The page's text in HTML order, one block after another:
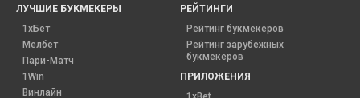
ЛУЧШИЕ БУКМЕКЕРЫ
1хБет
Мелбет
Пари-Матч
1Win
Винлайн
РЕЙТИНГИ
Рейтинг букмекеров
Рейтинг зарубежных
букмекеров
ПРИЛОЖЕНИЯ